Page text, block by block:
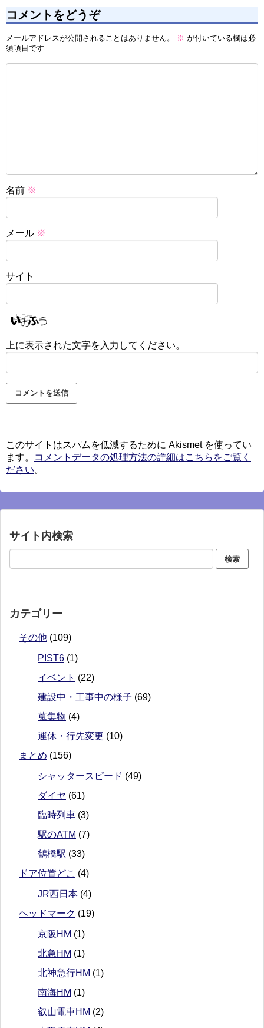
コメントをどうぞ
メールアドレスが公開されることはありません。 ※ が付いている欄は必
須項目です
名前 ※
メール ※
サイト
上に表示された文字を入力してください。
このサイトはスパムを低減するために Akismet を使ってい
ます。
コメントデータの処理方法の詳細はこちらをご覧く
ださい。
サイト内検索
カテゴリー
その他 (109)
PIST6 (1)
イベント (22)
建設中・工事中の様子 (69)
蒐集物 (4)
運休・行先変更 (10)
まとめ (156)
シャッタースピード (49)
ダイヤ (61)
臨時列車 (3)
駅のATM (7)
鶴橋駅 (33)
ドア位置どこ (4)
JR西日本 (4)
ヘッドマーク (19)
京阪HM (1)
北急HM (1)
北神急行HM (1)
南海HM (1)
叡山電車HM (2)